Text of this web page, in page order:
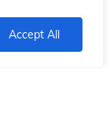
Accept All